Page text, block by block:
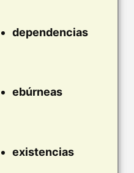
dependencias
ebúrneas
existencias